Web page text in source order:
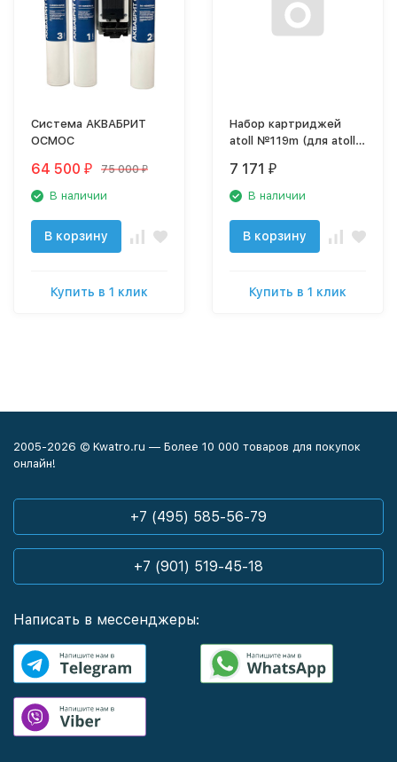
Система АКВАБРИТ
ОСМОС
64 500 ₽ 75 000 ₽
В наличии
В корзину
Купить в 1 клик
Набор картриджей
atoll №119m (для atoll
7 171 ₽
В наличии
В корзину
Купить в 1 клик
2005-2026 © Kwatro.ru — Более 10 000 товаров для покупок
онлайн!
+7 (495) 585-56-79
+7 (901) 519-45-18
Написать в мессенджеры: